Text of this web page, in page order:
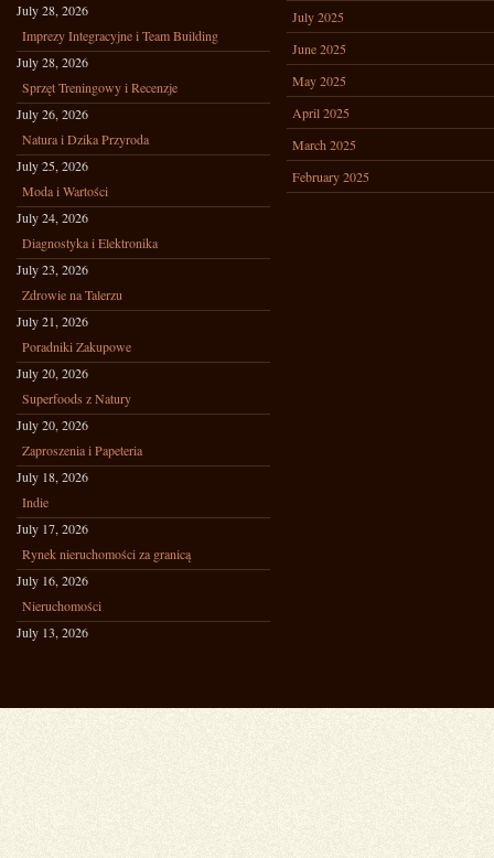
July 28, 2026
Imprezy Integracyjne i Team Building
July 28, 2026
Sprzęt Treningowy i Recenzje
July 26, 2026
Natura i Dzika Przyroda
July 25, 2026
Moda i Wartości
July 24, 2026
Diagnostyka i Elektronika
July 23, 2026
Zdrowie na Talerzu
July 21, 2026
Poradniki Zakupowe
July 20, 2026
Superfoods z Natury
July 20, 2026
Zaproszenia i Papeteria
July 18, 2026
Indie
July 17, 2026
Rynek nieruchomości za granicą
July 16, 2026
Nieruchomości
July 13, 2026
July 2025
June 2025
May 2025
April 2025
March 2025
February 2025